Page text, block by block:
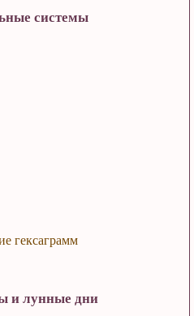
системы
гексаграмм
и лунные дни